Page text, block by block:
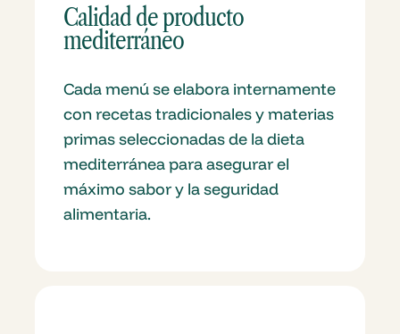
Calidad de producto
mediterráneo
Cada menú se elabora internamente
con recetas tradicionales y materias
primas seleccionadas de la dieta
mediterránea para asegurar el
máximo sabor y la seguridad
alimentaria.